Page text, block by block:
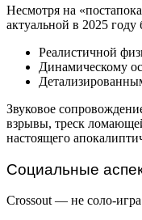
Несмотря на
актуальной в 2025 году
Реалистичной
Динамическому
Звуковое
взрывы, треск
настоящего
Социальные
Crossout — не соло-